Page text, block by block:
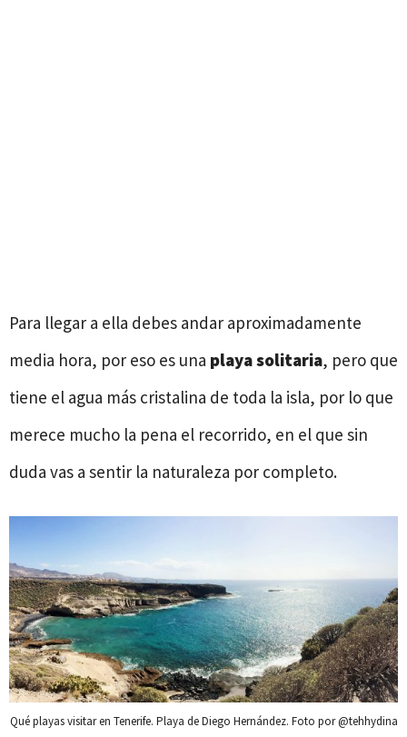
Para llegar a ella debes andar aproximadamente
media hora, por eso es una playa solitaria, pero que
tiene el agua más cristalina de toda la isla, por lo que
merece mucho la pena el recorrido, en el que sin
duda vas a sentir la naturaleza por completo.
Qué playas visitar en Tenerife. Playa de Diego Hernández. Foto por @tehhydina